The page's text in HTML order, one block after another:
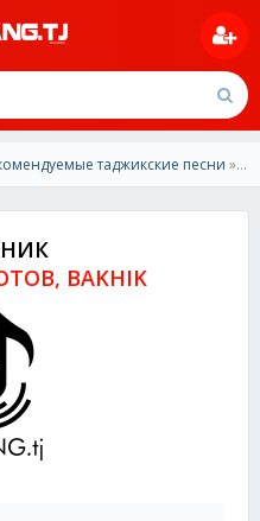
таджикские песни » ХАМДАМ НАБОТОВ, BAKHIK - ТИТАНИК
BAKHIK